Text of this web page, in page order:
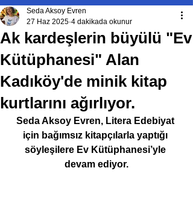
Ak kardeşlerin büyülü "Ev
Kütüphanesi" Alan
Kadıköy'de minik kitap
kurtlarını ağırlıyor.
Seda Aksoy Evren
27 Haz 2025 4 dakikada okunur
Seda Aksoy Evren, Litera Edebiyat
için bağımsız kitapçılarla yaptığı
söyleşilere Ev Kütüphanesi’yle
devam ediyor.